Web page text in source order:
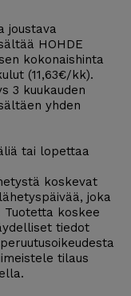
joustava
HOHDE
kokonaishinta
(11,63€/kk).
3 kuukauden
yhden
tai lopettaa
koskevat
joka
Tuotetta koskee
tiedot
tilaus